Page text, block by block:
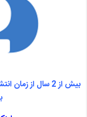
بیش از 2 سال از